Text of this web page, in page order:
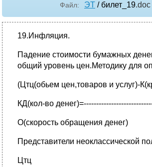
Файл: ЭТ / билет_19.doc
19.Инфляция.
Падение стоимости бумажных
общий уровень цен.Методику для
(Цтц(обьем цен,товаров и услуг)-
КД(кол-во
О(скорость обращения денег)
Представители неоклассической
Цтц